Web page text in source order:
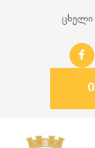
ცხელი